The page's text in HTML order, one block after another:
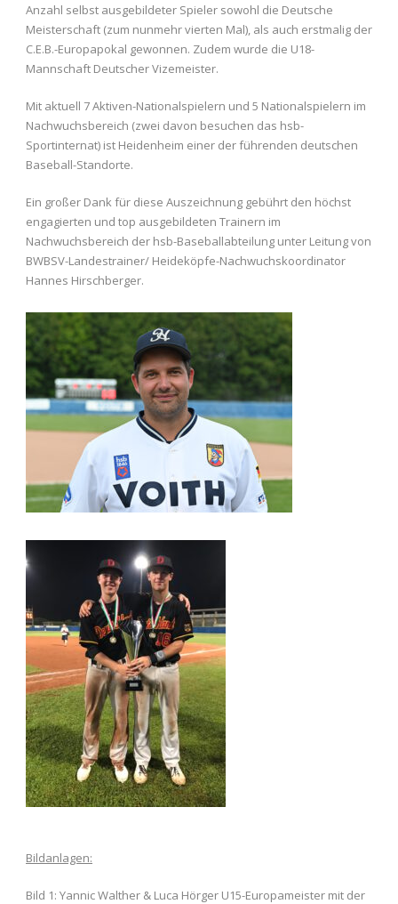
Anzahl selbst ausgebildeter Spieler sowohl die Deutsche
Meisterschaft (zum nunmehr vierten Mal), als auch erstmalig der
C.E.B.-Europapokal gewonnen. Zudem wurde die U18-
Mannschaft Deutscher Vizemeister.
Mit aktuell 7 Aktiven-Nationalspielern und 5 Nationalspielern im
Nachwuchsbereich (zwei davon besuchen das hsb-
Sportinternat) ist Heidenheim einer der führenden deutschen
Baseball-Standorte.
Ein großer Dank für diese Auszeichnung gebührt den höchst
engagierten und top ausgebildeten Trainern im
Nachwuchsbereich der hsb-Baseballabteilung unter Leitung von
BWBSV-Landestrainer/ Heideköpfe-Nachwuchskoordinator
Hannes Hirschberger.
Bildanlagen:
Bild 1: Yannic Walther & Luca Hörger U15-Europameister mit der